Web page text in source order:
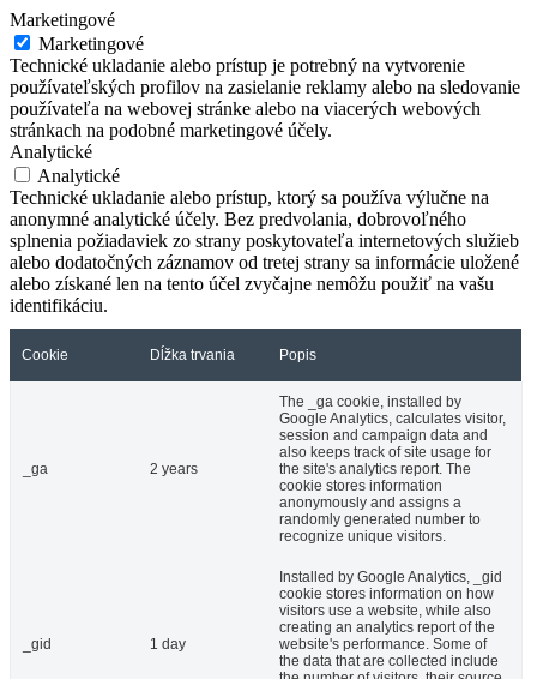
Marketingové
Marketingové
Technické ukladanie alebo prístup je potrebný na vytvorenie
používateľských profilov na zasielanie reklamy alebo na sledovanie
používateľa na webovej stránke alebo na viacerých webových
stránkach na podobné marketingové účely.
Analytické
Analytické
Technické ukladanie alebo prístup, ktorý sa používa výlučne na
anonymné analytické účely. Bez predvolania, dobrovoľného
splnenia požiadaviek zo strany poskytovateľa internetových služieb
alebo dodatočných záznamov od tretej strany sa informácie uložené
alebo získané len na tento účel zvyčajne nemôžu použiť na vašu
identifikáciu.
Cookie Dĺžka trvania Popis
_ga 2 years
The _ga cookie, installed by
Google Analytics, calculates visitor,
session and campaign data and
also keeps track of site usage for
the site's analytics report. The
cookie stores information
anonymously and assigns a
randomly generated number to
recognize unique visitors.
_gid 1 day
Installed by Google Analytics, _gid
cookie stores information on how
visitors use a website, while also
creating an analytics report of the
website's performance. Some of
the data that are collected include